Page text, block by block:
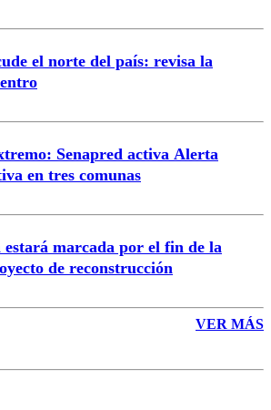
el norte del país: revisa la
Senapred activa Alerta
en tres comunas
estará marcada por el fin de la
de reconstrucción
VER MÁS